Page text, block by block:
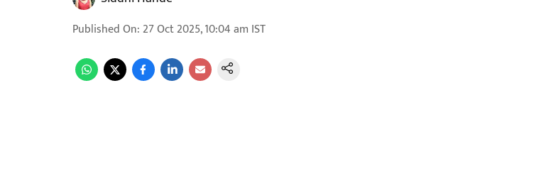
Published On: 27 Oct 2025, 10:04 am IST